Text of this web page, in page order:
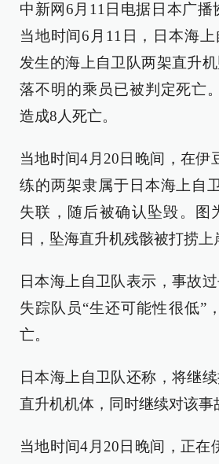
中新网6月11日电据日本广播
当地时间6月11日，日本海上
发生的海上自卫队两架直升
落不明的乘员已被判定死亡
造成8人死亡。
当地时间4月20日晚间，在伊
练的两架隶属于日本海上自
失联，随后被确认坠毁。图
日，坠海直升机残骸被打捞上
日本海上自卫队表示，事故
失踪队员“生还可能性很低”
亡。
日本海上自卫队还称，将继
直升机机体，同时继续对该事
当地时间4月20日晚间，正在